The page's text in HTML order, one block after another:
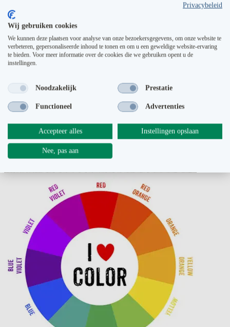
Colour Blocking bij ANLAG Privacybeleid
Wij gebruiken cookies
We kunnen deze plaatsen voor analyse van onze bezoekersgegevens, om onze website te
verbeteren, gepersonaliseerde inhoud te tonen en om u een geweldige website-ervaring
te bieden. Voor meer informatie over de cookies die we gebruiken opent u de
instellingen.
Noodzakelijk Prestatie
Functioneel Advertenties
Accepteer alles Instellingen opslaan
Nee, pas aan